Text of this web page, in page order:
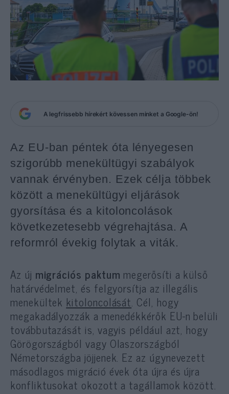
A legfrissebb hírekért kövessen minket a Google-ön!
Az EU-ban péntek óta lényegesen
szigorúbb menekültügyi szabályok
vannak érvényben. Ezek célja többek
között a menekültügyi eljárások
gyorsítása és a kitoloncolások
következetesebb végrehajtása. A
reformról évekig folytak a viták.
Az új migrációs paktum megerősíti a külső
határvédelmet, és felgyorsítja az illegális
menekültek kitoloncolását. Cél, hogy
megakadályozzák a menedékkérők EU-n belüli
továbbutazását is, vagyis például azt, hogy
Görögországból vagy Olaszországból
Németországba jöjjenek. Ez az úgynevezett
másodlagos migráció évek óta újra és újra
konfliktusokat okozott a tagállamok között.